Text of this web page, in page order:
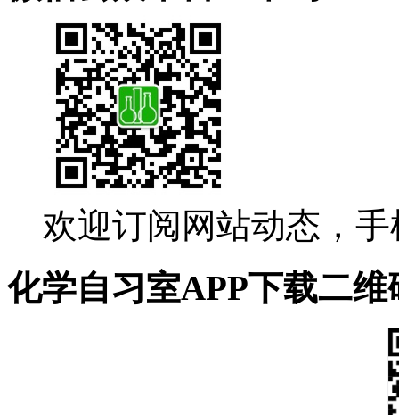
欢迎订阅网站动态，
化学自习室APP下载二维